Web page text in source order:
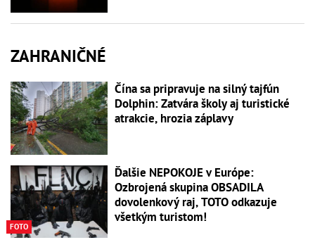
ZAHRANIČNÉ
Čína sa pripravuje na silný tajfún
Dolphin: Zatvára školy aj turistické
atrakcie, hrozia záplavy
FOTO
Ďalšie NEPOKOJE v Európe:
Ozbrojená skupina OBSADILA
dovolenkový raj, TOTO odkazuje
všetkým turistom!